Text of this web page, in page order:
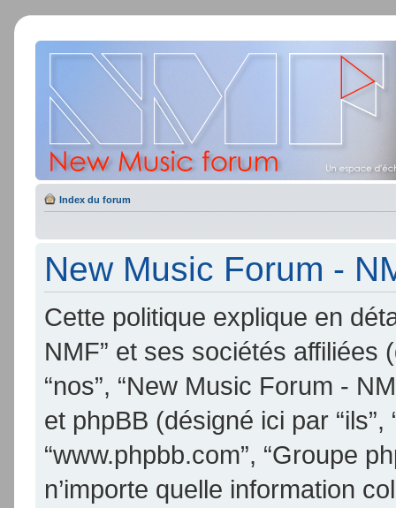
Index du forum
New Music Forum -
Cette politique explique en
NMF” et ses sociétés affiliées
“nos”, “New Music Forum -
et phpBB (désigné ici par “ils”,
“www.phpbb.com”, “Groupe
n’importe quelle information